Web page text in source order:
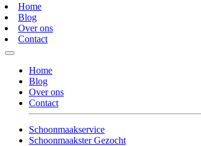
Home
Blog
Over ons
Contact
Home
Blog
Over ons
Contact
Schoonmaakservice
Schoonmaakster Gezocht